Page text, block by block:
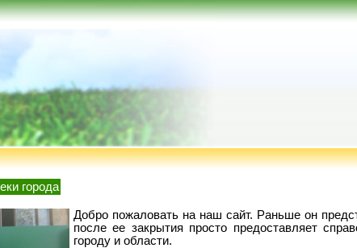
города
Добро пожаловать на наш сайт. Раньше он
после ее закрытия просто предоставляет
городу и области.